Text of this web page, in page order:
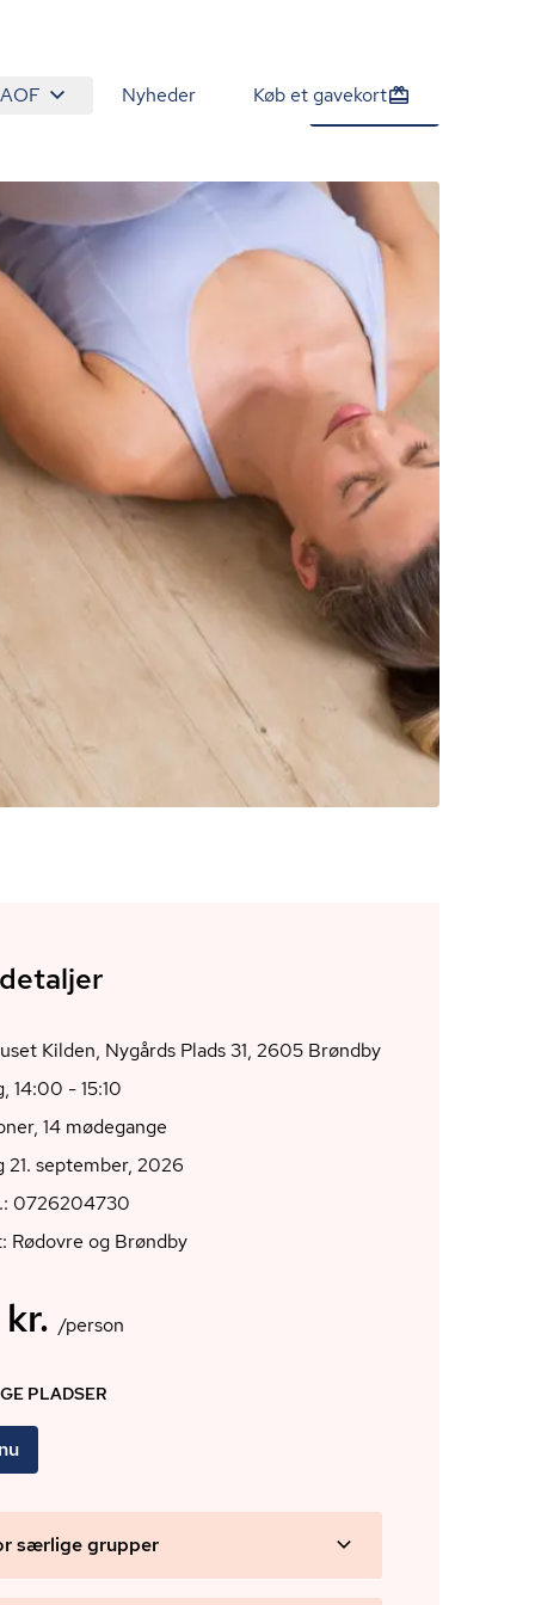
Nyheder Køb et gavekort
1.295 kr. /person Tilmeld nu
Kulturhuset Kilden, Nygårds Plads 31, 2605 Brøndby
14:00 - 15:10
14 mødegange
21. september, 2026
0726204730
Rødovre og Brøndby
/person
PLADSER
særlige grupper